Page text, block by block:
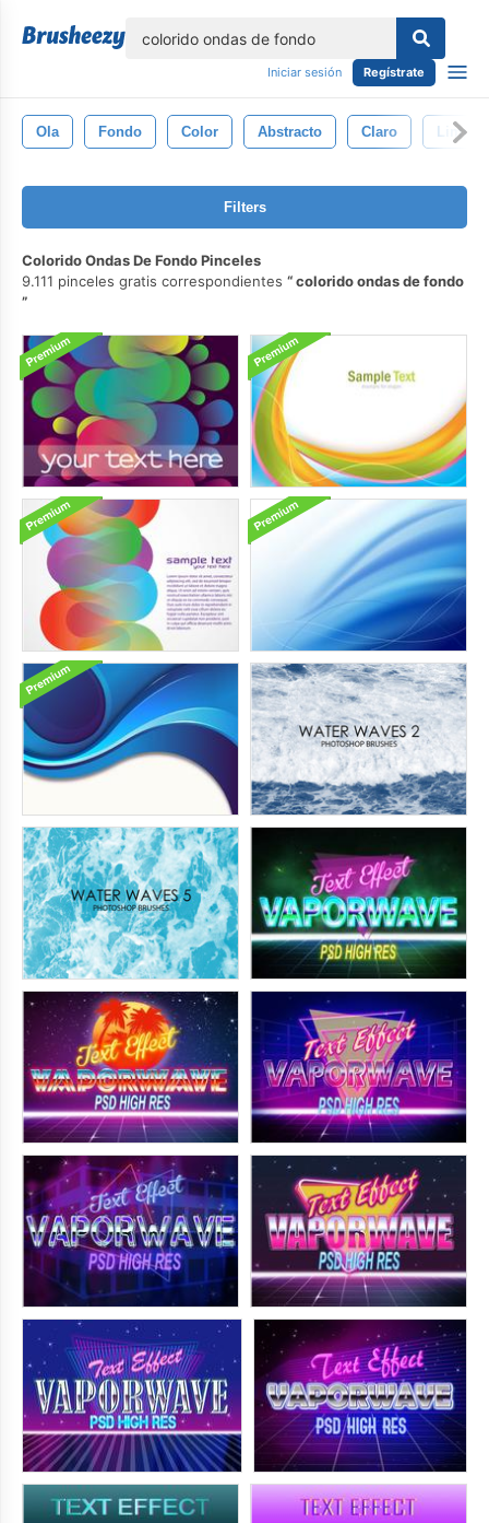
Iniciar sesión Regístrate
Ola Fondo Color Abstracto Claro Limpiar
Filters
Colorido Ondas De Fondo Pinceles
9.111 pinceles gratis correspondientes
colorido ondas de fondo